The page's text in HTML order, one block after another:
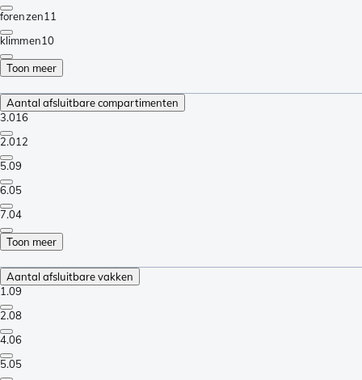
forenzen11
klimmen10
Toon meer
Aantal afsluitbare compartimenten
3.016
2.012
5.09
6.05
7.04
Toon meer
Aantal afsluitbare vakken
1.09
2.08
4.06
5.05